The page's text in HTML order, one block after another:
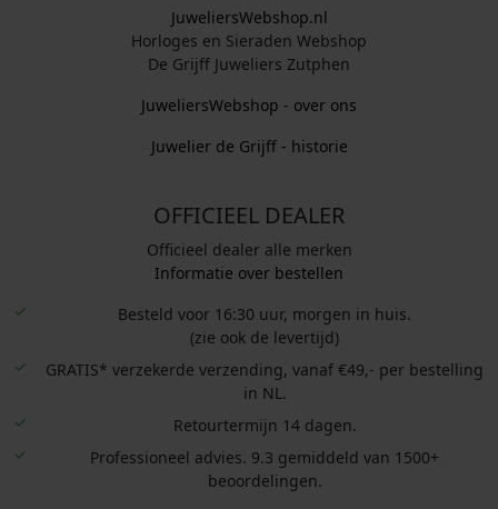
JuweliersWebshop.nl
Horloges en Sieraden Webshop
De Grijff Juweliers Zutphen
JuweliersWebshop - over ons
Juwelier de Grijff - historie
OFFICIEEL DEALER
Officieel dealer alle merken
Informatie over bestellen
Besteld voor 16:30 uur, morgen in huis.
(zie ook de levertijd)
GRATIS* verzekerde verzending, vanaf €49,- per bestelling
in NL.
Retourtermijn 14 dagen.
Professioneel advies. 9.3 gemiddeld van 1500+
beoordelingen.